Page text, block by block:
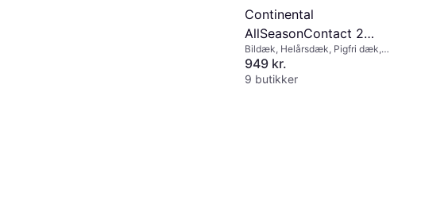
Continental
AllSeasonContact 2
205/60 R16 96V XL
Bildæk, Helårsdæk, Pigfri dæk,
Størrelsesforhold 60 %,
Hastighedsindeks V (240 km/t)
949 kr.
9 butikker